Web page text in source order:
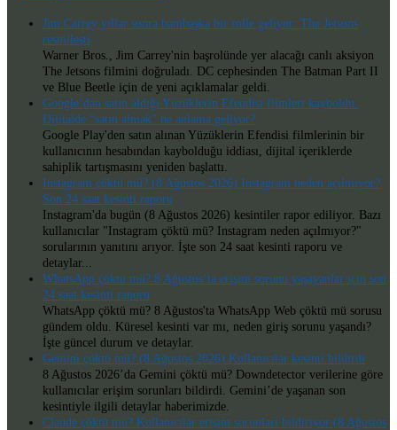
Jim Carrey yıllar sonra bambaşka bir rolle geliyor: The Jetsons
resmileşti
Warner Bros., Jim Carrey'nin başrolünde yer alacağı canlı aksiyon
The Jetsons filmini doğruladı. DC cephesinden The Batman Part II
ve Blue Beetle için de yeni açıklamalar geldi.
Google’dan satın aldığı Yüzüklerin Efendisi filmleri kayboldu:
Dijitalde “satın almak” ne anlama geliyor?
Google Play'den satın alınan Yüzüklerin Efendisi filmlerinin bir
kullanıcının hesabından kaybolduğu iddiası, dijital içeriklerde
sahiplik tartışmasını yeniden başlattı.
Instagram çöktü mü? (8 Ağustos 2026) Instagram neden açılmıyor?
Son 24 saat kesinti raporu
Instagram'da bugün (8 Ağustos 2026) kesintiler rapor ediliyor. Bazı
kullanıcılar "Instagram çöktü mü? Instagram neden açılmıyor?"
sorularının yanıtını arıyor. İşte son 24 saat kesinti raporu ve
detaylar...
WhatsApp çöktü mü? 8 Ağustos’ta erişim sorunu yaşayanlar için son
24 saat kesinti raporu
WhatsApp çöktü mü? 8 Ağustos'ta WhatsApp Web çöktü mü sorusu
gündem oldu. Küresel kesinti var mı, neden giriş sorunu yaşandı?
İşte güncel durum ve detaylar.
Gemini çöktü mü? (8 Ağustos 2026) Kullanıcılar kesinti bildirdi
8 Ağustos 2026’da Gemini çöktü mü? Downdetector verilerine göre
kullanıcılar erişim sorunları bildirdi. Gemini’de yaşanan son
kesintiyle ilgili detaylar haberimizde.
Claude çöktü mü? Kullanıcılar erişim sorunları bildiriyor (8 Ağustos